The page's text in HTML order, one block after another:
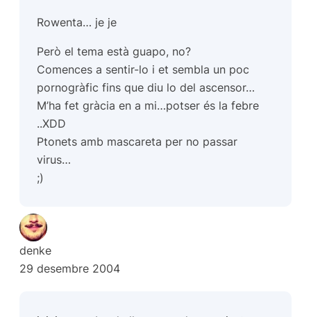
Rowenta… je je
Però el tema està guapo, no?
Comences a sentir-lo i et sembla un poc
pornogràfic fins que diu lo del ascensor…
M’ha fet gràcia en a mi…potser és la febre
..XDD
Ptonets amb mascareta per no passar
virus…
;)
denke
29 desembre 2004